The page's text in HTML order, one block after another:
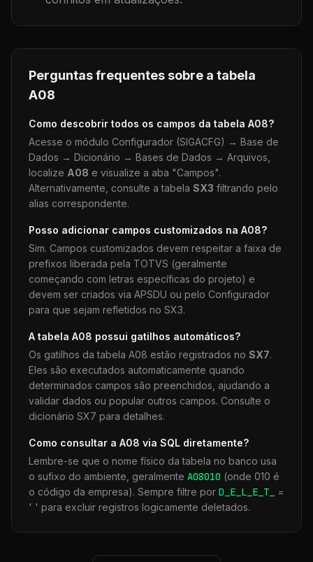
Perguntas frequentes sobre a tabela
A08
Como descobrir todos os campos da tabela A08?
Acesse o módulo Configurador (SIGACFG) → Base de
Dados → Dicionário → Bases de Dados → Arquivos,
localize A08 e visualize a aba "Campos".
Alternativamente, consulte a tabela SX3 filtrando pelo
alias correspondente.
Posso adicionar campos customizados na A08?
Sim. Campos customizados devem respeitar a faixa de
prefixos liberada pela TOTVS (geralmente
começando com letras específicas do projeto) e
devem ser criados via APSDU ou pelo Configurador
para que sejam refletidos no SX3.
A tabela A08 possui gatilhos automáticos?
Os gatilhos da tabela A08 estão registrados no SX7.
Eles são executados automaticamente quando
determinados campos são preenchidos, ajudando a
validar dados ou popular outros campos. Consulte o
dicionário SX7 para detalhes.
Como consultar a A08 via SQL diretamente?
Lembre-se que o nome físico da tabela no banco usa
o sufixo do ambiente, geralmente A08010 (onde 010 é
o código da empresa). Sempre filtre por D_E_L_E_T_
=
' ' para excluir registros logicamente deletados.